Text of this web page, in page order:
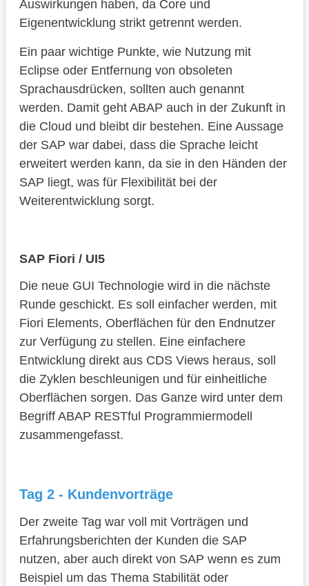
Auswirkungen haben, da Core und
Eigenentwicklung strikt getrennt werden.
Ein paar wichtige Punkte, wie Nutzung mit
Eclipse oder Entfernung von obsoleten
Sprachausdrücken, sollten auch genannt
werden. Damit geht ABAP auch in der Zukunft in
die Cloud und bleibt dir bestehen. Eine Aussage
der SAP war dabei, dass die Sprache leicht
erweitert werden kann, da sie in den Händen der
SAP liegt, was für Flexibilität bei der
Weiterentwicklung sorgt.
SAP Fiori / UI5
Die neue GUI Technologie wird in die nächste
Runde geschickt. Es soll einfacher werden, mit
Fiori Elements, Oberflächen für den Endnutzer
zur Verfügung zu stellen. Eine einfachere
Entwicklung direkt aus CDS Views heraus, soll
die Zyklen beschleunigen und für einheitliche
Oberflächen sorgen. Das Ganze wird unter dem
Begriff ABAP RESTful Programmiermodell
zusammengefasst.
Tag 2 - Kundenvorträge
Der zweite Tag war voll mit Vorträgen und
Erfahrungsberichten der Kunden die SAP
nutzen, aber auch direkt von SAP wenn es zum
Beispiel um das Thema Stabilität oder